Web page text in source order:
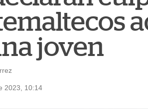
joven
2023, 10:14